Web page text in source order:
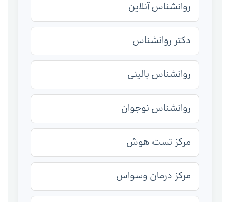
روانشناس آنلاین
دکتر روانشناس
روانشناس بالینی
روانشناس نوجوان
مرکز تست هوش
مرکز درمان وسواس